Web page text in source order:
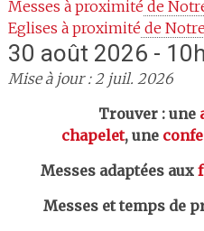
Messes à proximité de
Eglises à proximité de
30 août 2026 -
Mise à jour : 2 juil. 2026
Trouver : une
chapelet, une
Messes adaptées aux
Messes et temps de